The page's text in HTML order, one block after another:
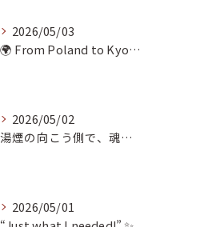
2026/05/03
🌍 From Poland to Kyoto! 🇵🇱✨
2026/05/02
湯煙の向こう側で、魂の輪郭を整える。
2026/05/01